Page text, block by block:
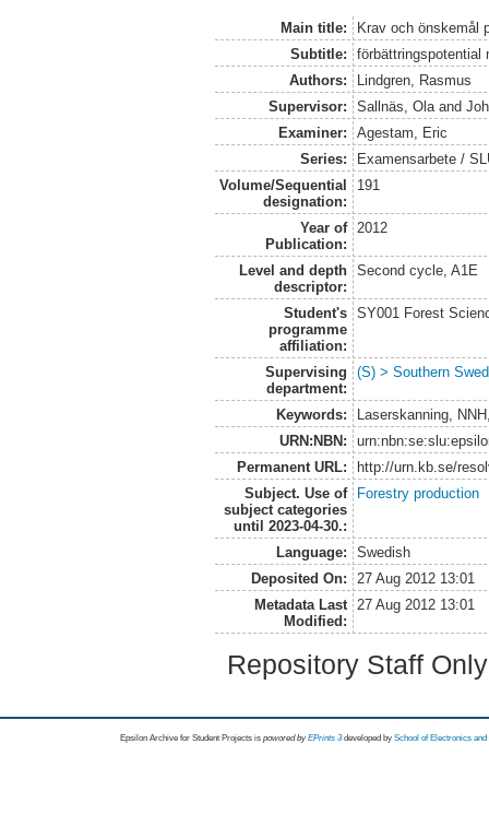
Main title:
Krav och önskemål
Subtitle:
förbättringspotential
Authors:
Lindgren, Rasmus
Supervisor:
Sallnäs, Ola and
Examiner:
Agestam, Eric
Series:
Examensarbete /
Volume/Sequential
designation:
191
Year of
Publication:
2012
Level and depth
descriptor:
Second cycle, A1E
Student's
programme
affiliation:
SY001 Forest
Supervising
department:
(S) > Southern
Keywords:
Laserskanning,
URN:NBN:
Permanent URL:
http://urn.kb.se/
Subject. Use of
subject categories
until 2023-04-30.:
Forestry production
Language:
Swedish
Deposited On:
27 Aug 2012 13:01
Metadata Last
Modified:
27 Aug 2012 13:01
Repository Staff
Epsilon Archive for Student Projects is powored byEPrints 3 developed by School of Electronics